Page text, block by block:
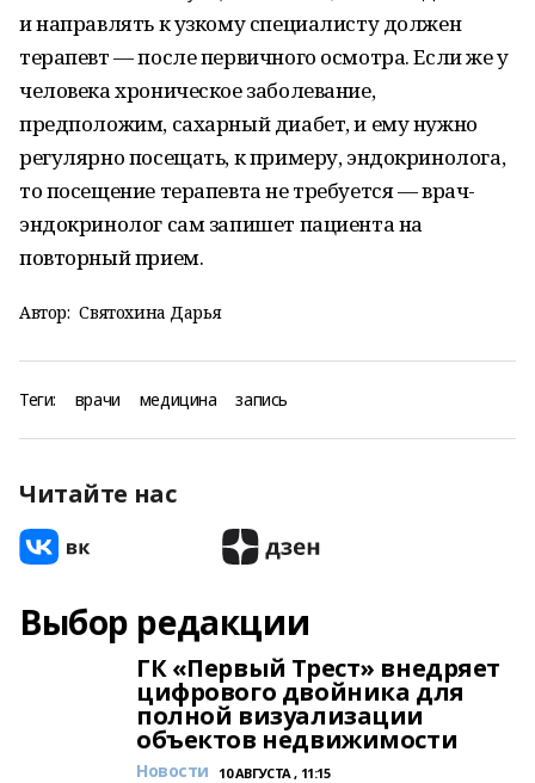
и направлять к узкому специалисту должен
терапевт — после первичного осмотра. Если же у
человека хроническое заболевание,
предположим, сахарный диабет, и ему нужно
регулярно посещать, к примеру, эндокринолога,
то посещение терапевта не требуется — врач-
эндокринолог сам запишет пациента на
повторный прием.
Автор: Святохина Дарья
Теги: врачи медицина запись
Читайте нас
Выбор редакции
ГК «Первый Трест» внедряет
цифрового двойника для
полной визуализации
объектов недвижимости
Новости 10 АВГУСТА , 11:15